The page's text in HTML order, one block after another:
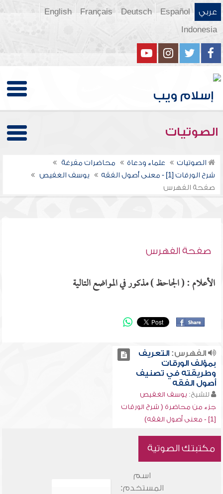
عربي Español
Deutsch
Français
English
Indonesia
الصوتيات
الصوتيات علماء ودعاة
محاضرات مفرغة
شرح الورقات [1] - معنى أصول الفقه
يوسف الغفيص
صفحة الفهرس
صفحة الفهرس
الأعلام : ( الجاحظ ) مذكور في المواضع التالية
الفهرس:التعريف
بمؤلف الورقات
وطريقته في تصنيف
أصول الفقه
للشيخ: يوسف الغفيص
جزء من محاضرة ( شرح الورقات
[1] - معنى أصول الفقه)
مكتبتك الصوتية
اسم
المستخدم: